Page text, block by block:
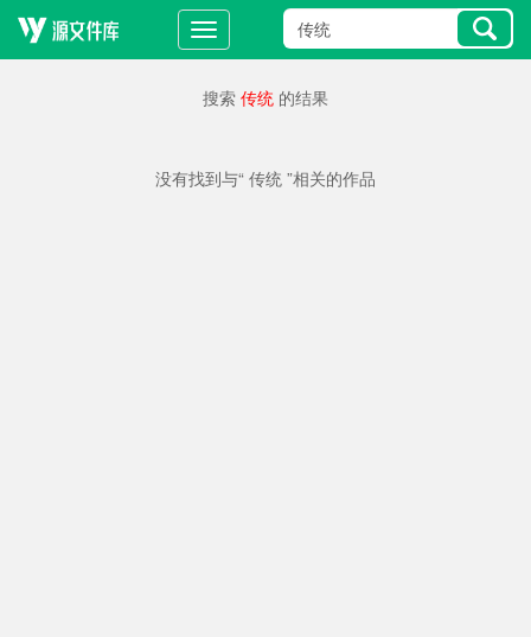
搜索 传统 的结果
没有找到与“ 传统 ”相关的作品